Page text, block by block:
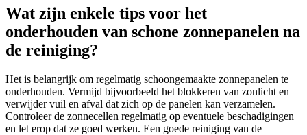
Wat zijn enkele tips voor het
onderhouden van schone zonnepanelen na
de reiniging?
Het is belangrijk om regelmatig schoongemaakte zonnepanelen te
onderhouden. Vermijd bijvoorbeeld het blokkeren van zonlicht en
verwijder vuil en afval dat zich op de panelen kan verzamelen.
Controleer de zonnecellen regelmatig op eventuele beschadigingen
en let erop dat ze goed werken. Een goede reiniging van de